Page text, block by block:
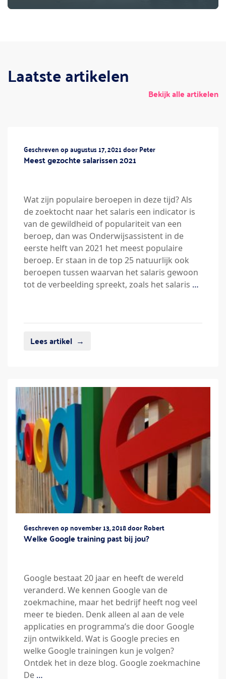
Laatste artikelen
Bekijk alle artikelen
Geschreven op augustus 17, 2021 door Peter
Meest gezochte salarissen 2021
Wat zijn populaire beroepen in deze tijd? Als
de zoektocht naar het salaris een indicator is
van de gewildheid of populariteit van een
beroep, dan was Onderwijsassistent in de
eerste helft van 2021 het meest populaire
beroep. Er staan in de top 25 natuurlijk ook
beroepen tussen waarvan het salaris gewoon
tot de verbeelding spreekt, zoals het salaris …
Lees artikel
Geschreven op november 13, 2018 door Robert
Welke Google training past bij jou?
Google bestaat 20 jaar en heeft de wereld
veranderd. We kennen Google van de
zoekmachine, maar het bedrijf heeft nog veel
meer te bieden. Denk alleen al aan de vele
applicaties en programma’s die door Google
zijn ontwikkeld. Wat is Google precies en
welke Google trainingen kun je volgen?
Ontdek het in deze blog. Google zoekmachine
De …